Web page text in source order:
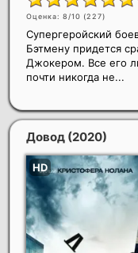
Оценка: 8/10 (227)
Супергеройский
Бэтмену придется
Джокером. Все его
почти никогда не...
Довод (2020)